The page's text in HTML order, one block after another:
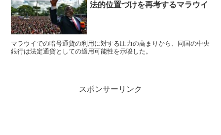
法的位置づけを再考するマラウイ
マラウイでの暗号通貨の利用に対する圧力の高まりから、同国の中央
銀行は法定通貨としての適用可能性を示唆した。
スポンサーリンク